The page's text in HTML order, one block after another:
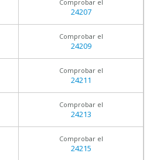
Comprobar el
24207
Comprobar el
24209
Comprobar el
24211
Comprobar el
24213
Comprobar el
24215